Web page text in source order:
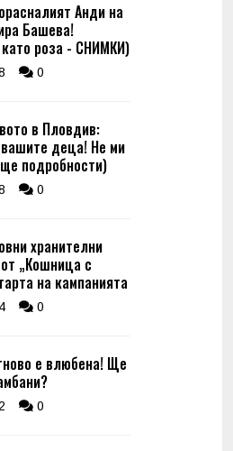
Анди на
Башева!
роза - СНИМКИ)
0
в Пловдив:
деца! Не ми
подробности)
0
хранителни
„Кошница с
на кампанията
0
е влюбена! Ще
0